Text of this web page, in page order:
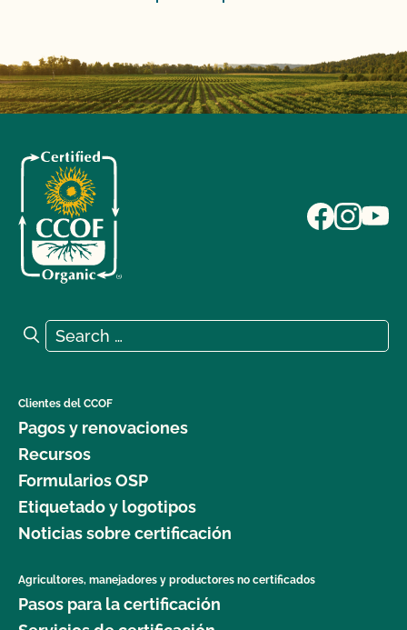
Search for:
Search
Clientes del CCOF
Pagos y renovaciones
Recursos
Formularios OSP
Etiquetado y logotipos
Noticias sobre certificación
Agricultores, manejadores y productores no certificados
Pasos para la certificación